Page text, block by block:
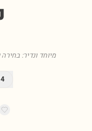
מיוחד ונדיר: